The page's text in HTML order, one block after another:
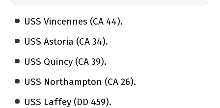
USS Vincennes (CA 44).
USS Astoria (CA 34).
USS Quincy (CA 39).
USS Northampton (CA 26).
USS Laffey (DD 459).